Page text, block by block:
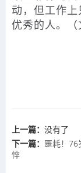
动，但工作
优秀的人。（
上一篇： 没有了
下一篇： 噩耗！76
悴